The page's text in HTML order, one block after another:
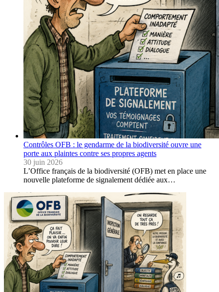
Contrôles OFB : le gendarme de la biodiversité ouvre une
porte aux plaintes contre ses propres agents
30 juin 2026
L’Office français de la biodiversité (OFB) met en place une
nouvelle plateforme de signalement dédiée aux…